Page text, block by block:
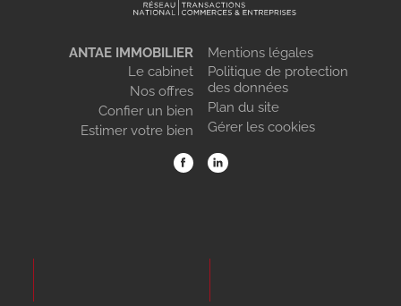
ANTAE IMMOBILIER
Le cabinet
Nos offres
Confier un bien
Estimer votre bien
Mentions légales
Politique de protection
des données
Plan du site
Gérer les cookies